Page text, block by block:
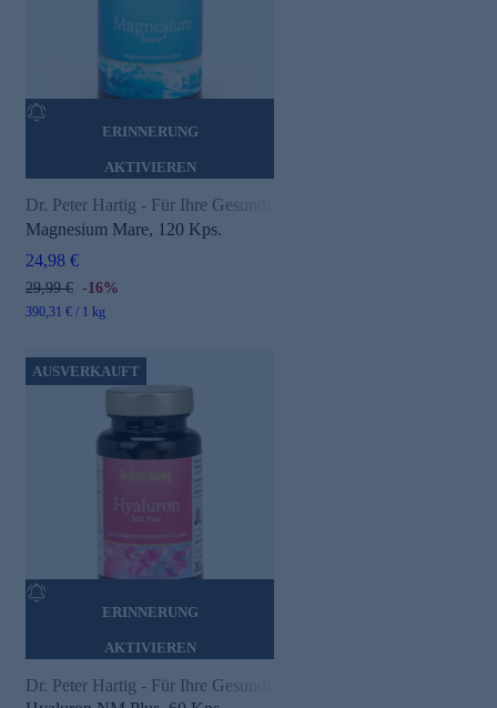
ERINNERUNG
AKTIVIEREN
Dr. Peter Hartig - Für Ihre Gesundheit
Magnesium Mare, 120 Kps.
24,98 €
29,99 € -16%
390,31 € / 1 kg
AUSVERKAUFT
ERINNERUNG
AKTIVIEREN
Dr. Peter Hartig - Für Ihre Gesundheit